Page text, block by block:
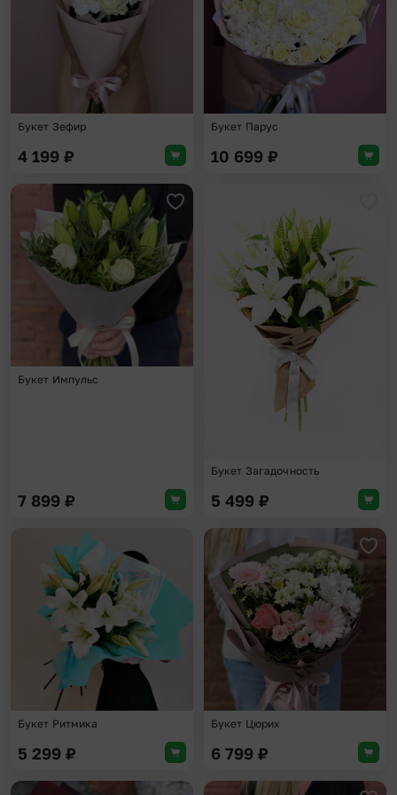
Букет Зефир
4 199 ₽
Букет Парус
10 699 ₽
Добавить в избранное
Букет Импульс
7 899 ₽
Букет Загадочность
5 499 ₽
Добавить в избранное
Букет Ритмика
5 299 ₽
Букет Цюрих
6 799 ₽